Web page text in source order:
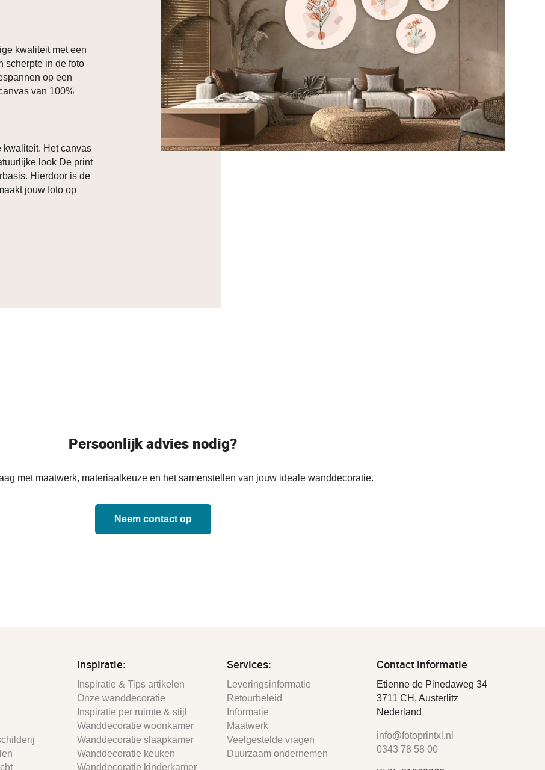
kwaliteit met een
scherpte in de foto
op een
van 100%
kwaliteit. Het canvas
look De print
Hierdoor is de
jouw foto op
Persoonlijk advies nodig?
met maatwerk, materiaalkeuze en het samenstellen van jouw ideale wanddecoratie.
Neem contact op
Inspiratie:
Inspiratie & Tips artikelen
Onze wanddecoratie
Inspiratie per ruimte & stijl
Wanddecoratie woonkamer
Wanddecoratie slaapkamer
Wanddecoratie keuken
Wanddecoratie kinderkamer
Services:
Leveringsinformatie
Retourbeleid
Informatie
Maatwerk
Veelgestelde vragen
Duurzaam ondernemen
Contact informatie
Etienne de Pinedaweg 34
3711 CH, Austerlitz
Nederland
info@fotoprintxl.nl
0343 78 58 00